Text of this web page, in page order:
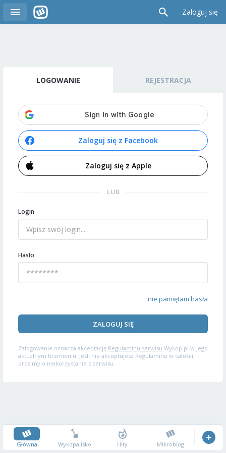
Zaloguj się
LOGOWANIE REJESTRACJA
Zaloguj się z Facebook
Zaloguj się z Apple
LUB
Login
Hasło
nie pamiętam hasła
ZALOGUJ SIĘ
Zalogowanie oznacza akceptację Regulaminu serwisu Wykop.pl w jego
aktualnym brzmieniu. Jeśli nie akceptujesz Regulaminu w całości,
prosimy o niekorzystanie z serwisu.
Główna Wykopalisko Hity Mikroblog